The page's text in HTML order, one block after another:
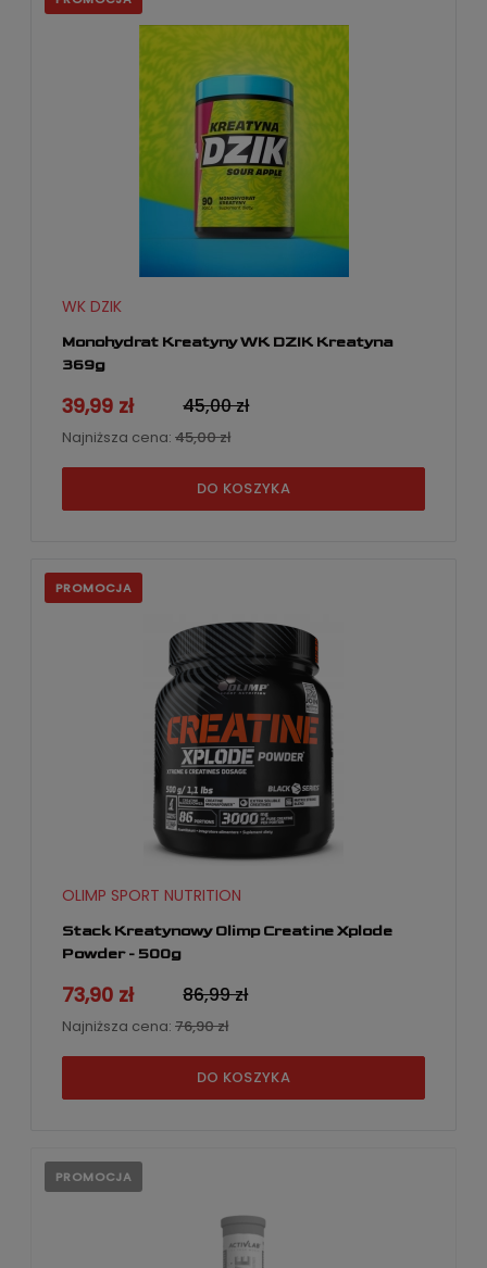
Monohydrat Kreatyny WK DZIK Kreatyna
369g
WK DZIK
39,99 zł 45,00 zł
Najniższa cena: 45,00 zł
DO KOSZYKA
Stack Kreatynowy Olimp Creatine Xplode
Powder - 500g
OLIMP SPORT NUTRITION
73,90 zł 86,99 zł
Najniższa cena: 76,90 zł
DO KOSZYKA
PROMOCJA
PROMOCJA